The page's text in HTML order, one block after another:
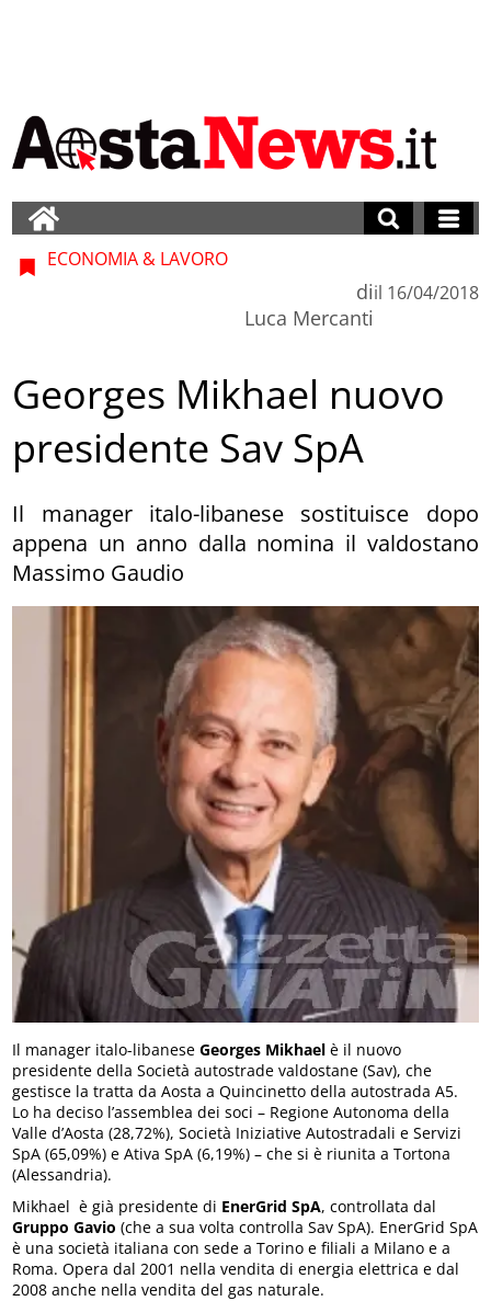
ECONOMIA & LAVORO
di
Luca Mercanti
il 16/04/2018
Georges Mikhael nuovo
presidente Sav SpA
Il manager italo-libanese sostituisce dopo
appena un anno dalla nomina il valdostano
Massimo Gaudio
Il manager italo-libaneseGeorges Mikhael è il nuovo
presidente della Società autostrade valdostane (Sav), che
gestisce la tratta da Aosta a Quincinetto della autostrada A5.
Lo ha deciso l’assemblea dei soci – Regione Autonoma della
Valle d’Aosta (28,72%), Società Iniziative Autostradali e Servizi
SpA (65,09%) e Ativa SpA (6,19%) – che si è riunita a Tortona
(Alessandria).
Mikhael è già presidente di EnerGrid SpA, controllata dal
Gruppo Gavio (che a sua volta controlla Sav SpA). EnerGrid SpA
è una società italiana con sede a Torino e filiali a Milano e a
Roma. Opera dal 2001 nella vendita di energia elettrica e dal
2008 anche nella vendita del gas naturale.